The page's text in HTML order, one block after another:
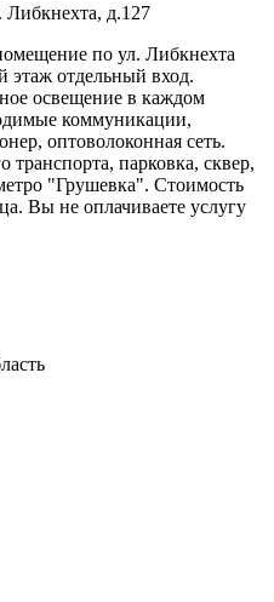
д.127
по ул. Либкнехта
отдельный вход.
освещение в каждом
коммуникации,
оптоволоконная сеть.
транспорта, парковка, сквер,
"Грушевка". Стоимость
Вы не оплачиваете услугу